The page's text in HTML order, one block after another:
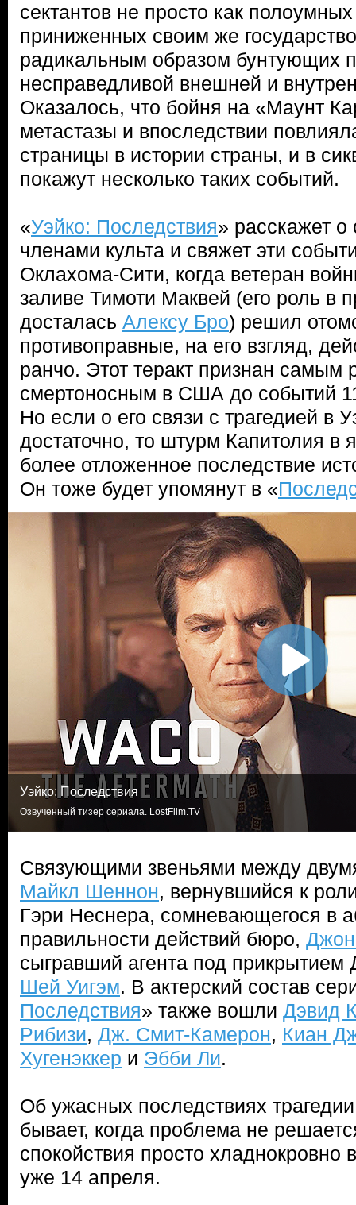
сектантов не просто как
приниженных своим же
радикальным образом бунтующих
несправедливой внешней и
Оказалось, что бойня на «Маунт
метастазы и впоследствии
страницы в истории страны, и в
покажут несколько таких событий.
«Уэйко: Последствия» расскажет
членами культа и свяжет эти
Оклахома-Сити, когда ветеран
заливе Тимоти Маквей (его роль в
досталась Алексу Бро) решил
противоправные, на его взгляд,
ранчо. Этот теракт признан самым
смертоносным в США до событий
Но если о его связи с трагедией в
достаточно, то штурм Капитолия в
более отложенное последствие
Он тоже будет упомянут в «
Уэйко: Последствия
Озвученный тизер сериала. LostFilm.TV
Связующими звеньями между
Майкл Шеннон, вернувшийся к
Гэри Неснера, сомневающегося в
правильности действий бюро, Джон
сыгравший агента под прикрытием
Шей Уигэм. В актерский состав
Последствия» также вошли Дэвид
Рибизи, Дж. Смит-Камерон, Киан
Хугенэккер и Эбби Ли.
Об ужасных последствиях
бывает, когда проблема не
спокойствия просто
уже 14 апреля.